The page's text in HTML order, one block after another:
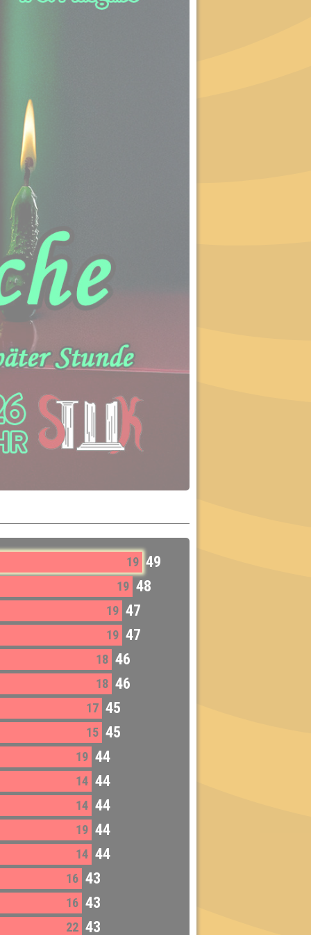
19 49
19 48
19 47
19 47
18 46
18 46
17 45
15 45
19 44
14 44
14 44
19 44
14 44
16 43
16 43
22 43